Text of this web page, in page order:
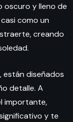
oscuro y lleno de
como un
creando
están diseñados
detalle. A
importante,
y te